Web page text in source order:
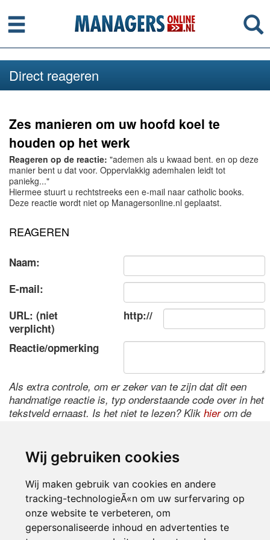
Wij gebruiken cookies
Wij maken gebruik van cookies en andere
tracking-technologieÃ«n om uw surfervaring op
onze website te verbeteren, om
gepersonaliseerde inhoud en advertenties te
Menu
Direct reageren
Zes manieren om uw hoofd koel te
houden op het werk
Reageren op de reactie: "ademen als u kwaad bent. en op deze
manier bent u dat voor. Oppervlakkig ademhalen leidt tot
paniekg..."
Hiermee stuurt u rechtstreeks een e-mail naar catholic books.
Deze reactie wordt niet op Managersonline.nl geplaatst.
REAGEREN
Naam:
E-mail:
URL: (niet
verplicht)
http://
Reactie/opmerking
Als extra controle, om er zeker van te zijn dat dit een
handmatige reactie is, typ onderstaande code over in het
tekstveld ernaast. Is het niet te lezen? Klik hierom de